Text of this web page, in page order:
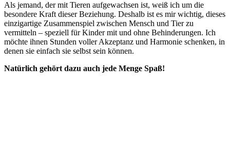
Als jemand, der mit Tieren aufgewachsen ist, weiß ich um die
besondere Kraft dieser Beziehung. Deshalb ist es mir wichtig, dieses
einzigartige Zusammenspiel zwischen Mensch und Tier zu
vermitteln – speziell für Kinder mit und ohne Behinderungen. Ich
möchte ihnen Stunden voller Akzeptanz und Harmonie schenken, in
denen sie einfach sie selbst sein können.
Natürlich gehört dazu auch jede Menge Spaß!